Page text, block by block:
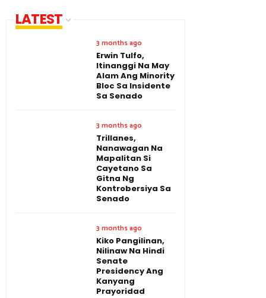
LATEST
3 months ago
Erwin Tulfo,
Itinanggi Na May
Alam Ang Minority
Bloc Sa Insidente
Sa Senado
3 months ago
Trillanes,
Nanawagan Na
Mapalitan Si
Cayetano Sa
Gitna Ng
Kontrobersiya Sa
Senado
3 months ago
Kiko Pangilinan,
Nilinaw Na Hindi
Senate
Presidency Ang
Kanyang
Prayoridad